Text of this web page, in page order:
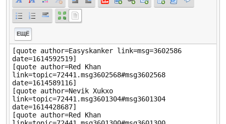
ЕЩЁ